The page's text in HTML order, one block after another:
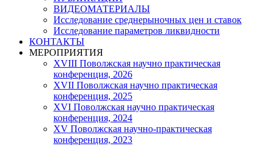
ВИДЕОМАТЕРИАЛЫ
Исследование среднерыночных цен и ставок
Исследование параметров ликвидности
КОНТАКТЫ
МЕРОПРИЯТИЯ
XVIII Поволжская научно практическая
конференция, 2026
XVII Поволжская научно практическая
конференция, 2025
XVI Поволжская научно практическая
конференция, 2024
ХV Поволжская научно-практическая
конференция, 2023